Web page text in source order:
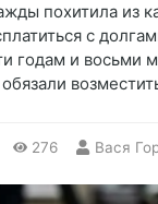
похитила из
с
годам и восьми
276 Вася